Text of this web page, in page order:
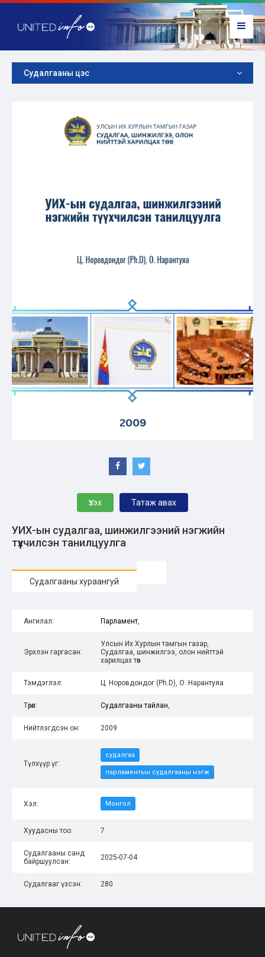
Судалгааны цэс
Үзэх Татаж авах
УИХ-ын судалгаа, шинжилгээний нэгжийн
түүхчилсэн танилцуулга
Судалгааны хураангуй
Ангилал: Парламент,
Эрхлэн гаргасан:
Улсын Их Хурлын тамгын газар,
Судалгаа, шинжилгээ, олон нийттэй
харилцах төв
Тэмдэглэл: Ц. Норовдондог (Ph.D), О. Нарантуяа
Төрөл: Судалгааны тайлан,
Нийтлэгдсэн он: 2009
Түлхүүр үг:
судалгаа
парламентын судалгааны нэгж
Хэл: Монгол
Хуудасны тоо: 7
Судалгааны санд
байршуулсан:
2025-07-04
Судалгааг үзсэн: 280